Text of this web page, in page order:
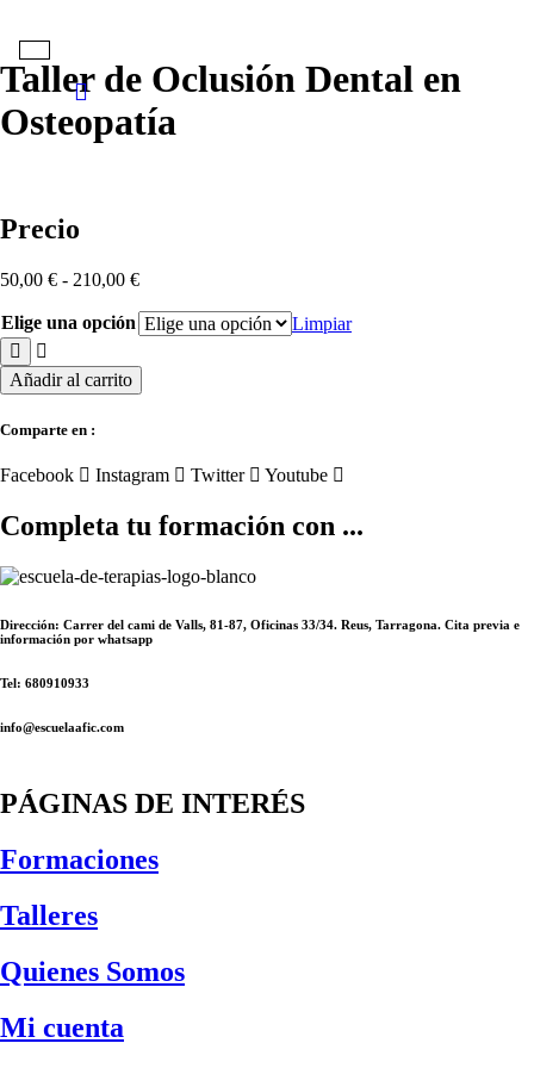
Taller de Oclusión Dental en
Osteopatía
Precio
50,00 € - 210,00 €Rango
precios:
desde
50,00 €
Elige una opción Limpiar
Taller
de
Dental
Osteopatía
Añadir al carrito
Comparte en :
Facebook Instagram Twitter Youtube
Completa tu formación con ...
Dirección: Carrer del cami de Valls, 81-87, Oficinas 33/34. Reus, Tarragona. Cita previa e
información por whatsapp
Tel: 680910933
info@escuelaafic.com
PÁGINAS DE INTERÉS
Formaciones
Talleres
Quienes Somos
Mi cuenta